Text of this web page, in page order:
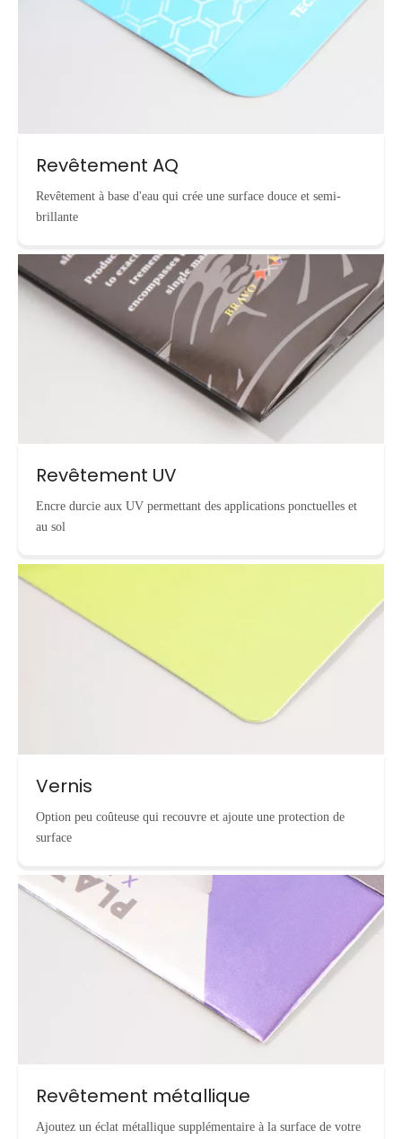
Revêtement AQ
Revêtement à base d'eau qui crée une surface douce et semi-
brillante
Revêtement UV
Encre durcie aux UV permettant des applications ponctuelles et
au sol
Vernis
Option peu coûteuse qui recouvre et ajoute une protection de
surface
Revêtement métallique
Ajoutez un éclat métallique supplémentaire à la surface de votre